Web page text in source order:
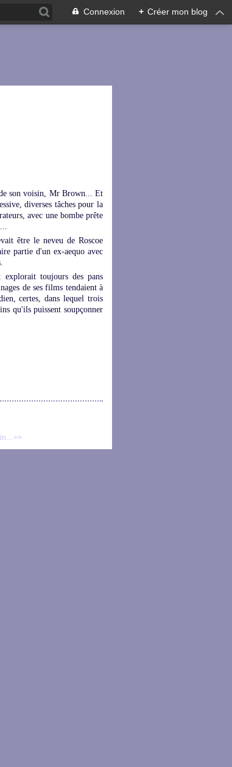
Connexion + Créer mon blog
son voisin, Mr Brown... Et
diverses tâches pour la
avec une bombe prête
être le neveu de Roscoe
partie d'un ex-aequo avec
explorait toujours des pans
de ses films tendaient à
certes, dans lequel trois
qu'ils puissent soupçonner
>>